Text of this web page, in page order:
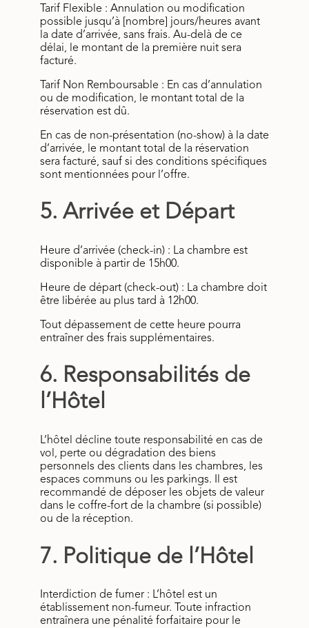
Tarif Flexible : Annulation ou modification
possible jusqu’à [nombre] jours/heures avant
la date d’arrivée, sans frais. Au-delà de ce
délai, le montant de la première nuit sera
facturé.
Tarif Non Remboursable : En cas d’annulation
ou de modification, le montant total de la
réservation est dû.
En cas de non-présentation (no-show) à la date
d’arrivée, le montant total de la réservation
sera facturé, sauf si des conditions spécifiques
sont mentionnées pour l’offre.
5. Arrivée et Départ
Heure d’arrivée (check-in) : La chambre est
disponible à partir de 15h00.
Heure de départ (check-out) : La chambre doit
être libérée au plus tard à 12h00.
Tout dépassement de cette heure pourra
entraîner des frais supplémentaires.
6. Responsabilités de
l’Hôtel
L’hôtel décline toute responsabilité en cas de
vol, perte ou dégradation des biens
personnels des clients dans les chambres, les
espaces communs ou les parkings. Il est
recommandé de déposer les objets de valeur
dans le coffre-fort de la chambre (si possible)
ou de la réception.
7. Politique de l’Hôtel
Interdiction de fumer : L’hôtel est un
établissement non-fumeur. Toute infraction
entraînera une pénalité forfaitaire pour le